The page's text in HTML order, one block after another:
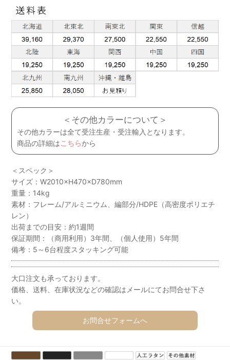
＜その他カラーについて＞
その他カラーは全て受注生産・受注輸入となります。
商品の詳細はこちらから
＜スペック＞
サイズ：W2010×H470×D780mm
重量：14kg
素材：フレーム/アルミニウム、編部分/HDPE（高密度ポリエチ
レン）
出荷までの目安：約1週間
保証期間：（商用利用）3年間、（個人使用）5年間
備考：5～6台程度スタッキング可能
大口注文も承っております。
価格、送料、在庫状況などの確認はメールにてお問合せ下さ
い。
お問合せフォームへ